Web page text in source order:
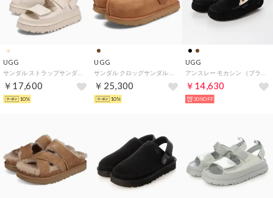
UGG
￥17,600
10%
UGG
￥25,300
10%
UGG
￥14,630
30%OFF